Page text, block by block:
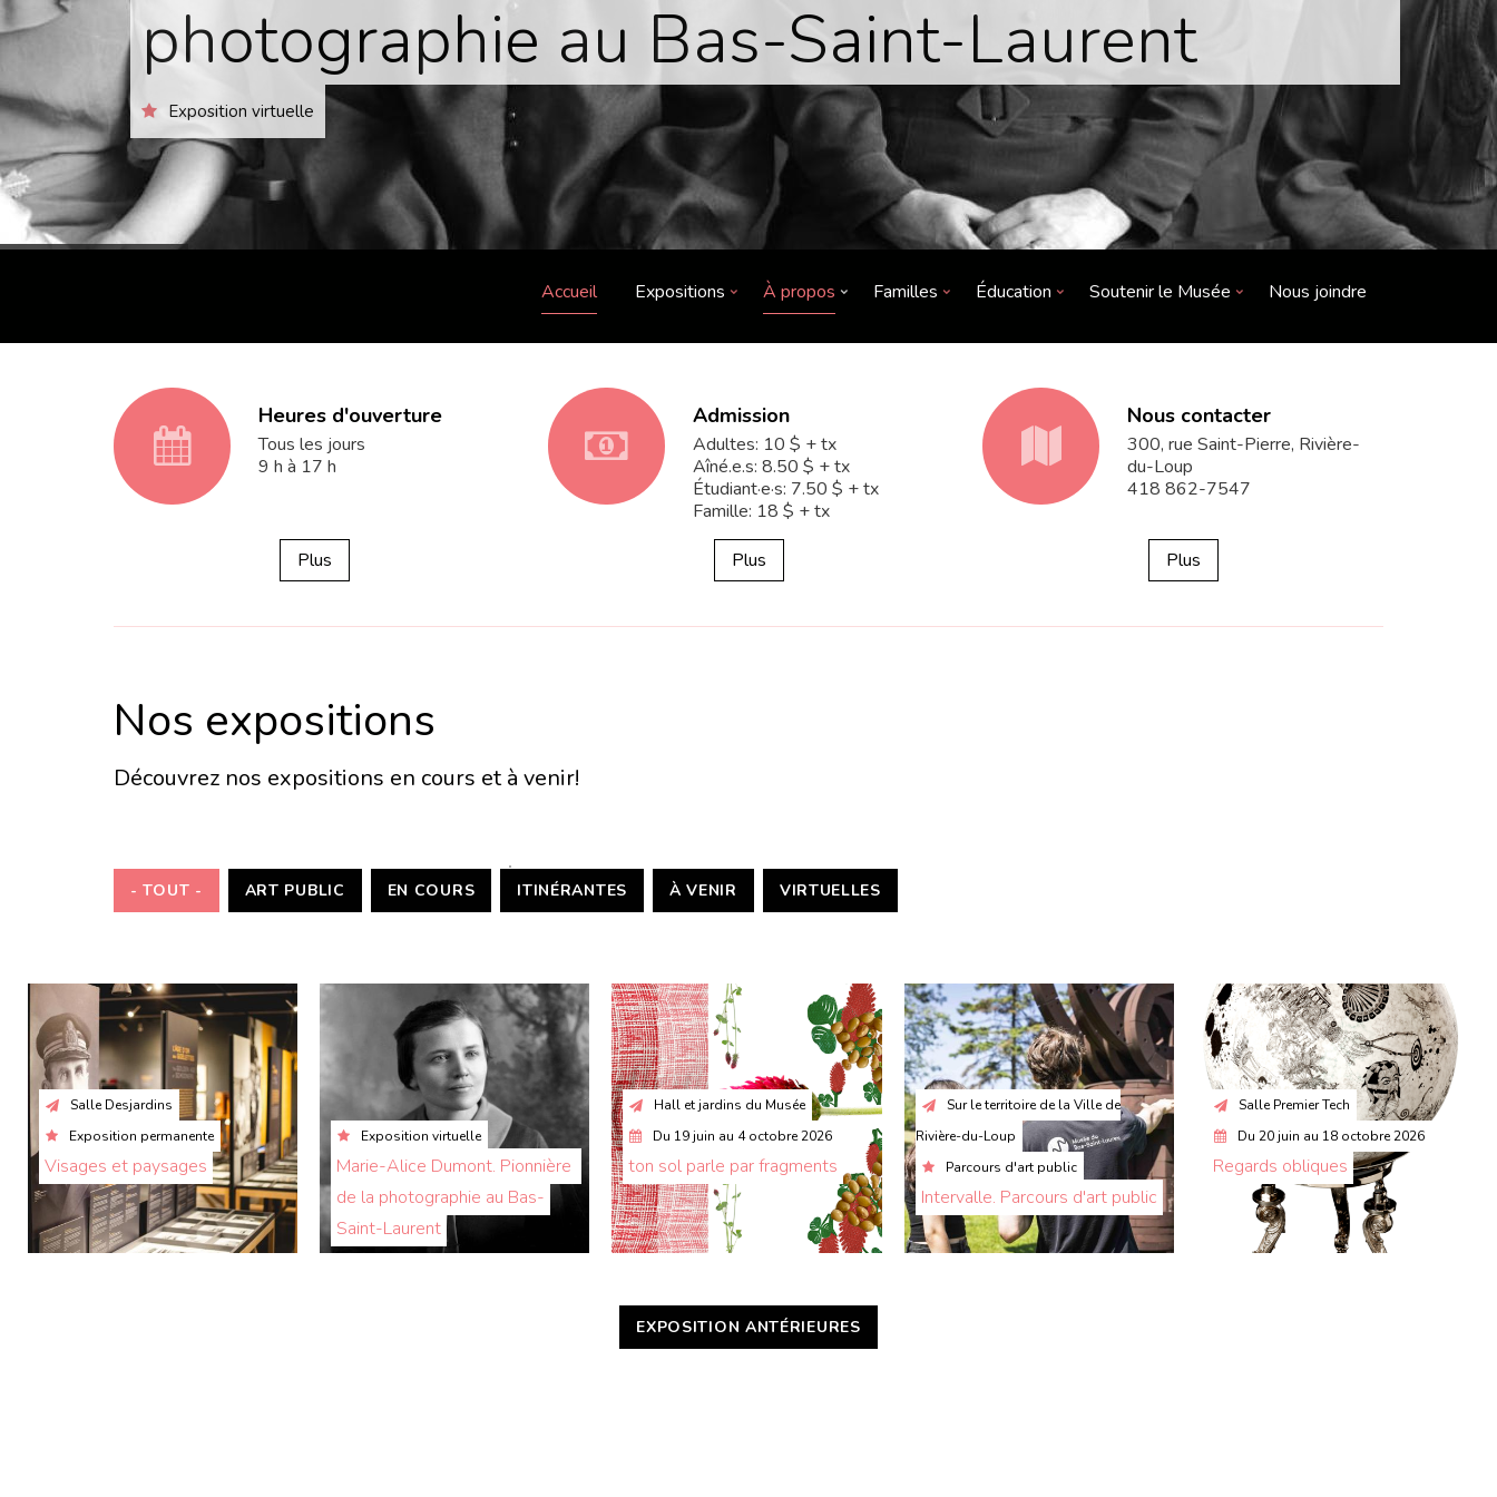
photographie au Bas-Saint-Laurent
Exposition virtuelle
Accueil Expositions À propos Familles Éducation Soutenir le Musée Nous joindre
fa
Heures d'ouverture
Tous les jours
9 h à 17 h
Plus
fa-
money
Admission
Adultes: 10 $ + tx
Aîné.e.s: 8.50 $ + tx
Étudiant·e·s: 7.50 $ + tx
Famille: 18 $ + tx
Plus
fa-
Nous contacter
300, rue Saint-Pierre, Rivière-
du-Loup
418 862-7547
Plus
Nos expositions
Découvrez nos expositions en cours et à venir!
- TOUT - ART PUBLIC EN COURS ITINÉRANTES À VENIR VIRTUELLES
Salle Desjardins
Exposition permanente
Visages et paysages
Exposition virtuelle
Marie-Alice Dumont. Pionnière
de la photographie au Bas-
Saint-Laurent
Hall et jardins du Musée
Du 19 juin au 4 octobre 2026
ton sol parle par fragments
Sur le territoire de la Ville de
Rivière-du-Loup
Parcours d'art public
Intervalle. Parcours d'art public
Salle Premier Tech
Du 20 juin au 18 octobre 2026
Regards obliques
EXPOSITION ANTÉRIEURES